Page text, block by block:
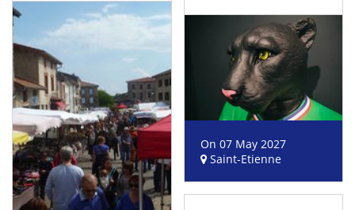
On 07 May 2027
Saint-Etienne